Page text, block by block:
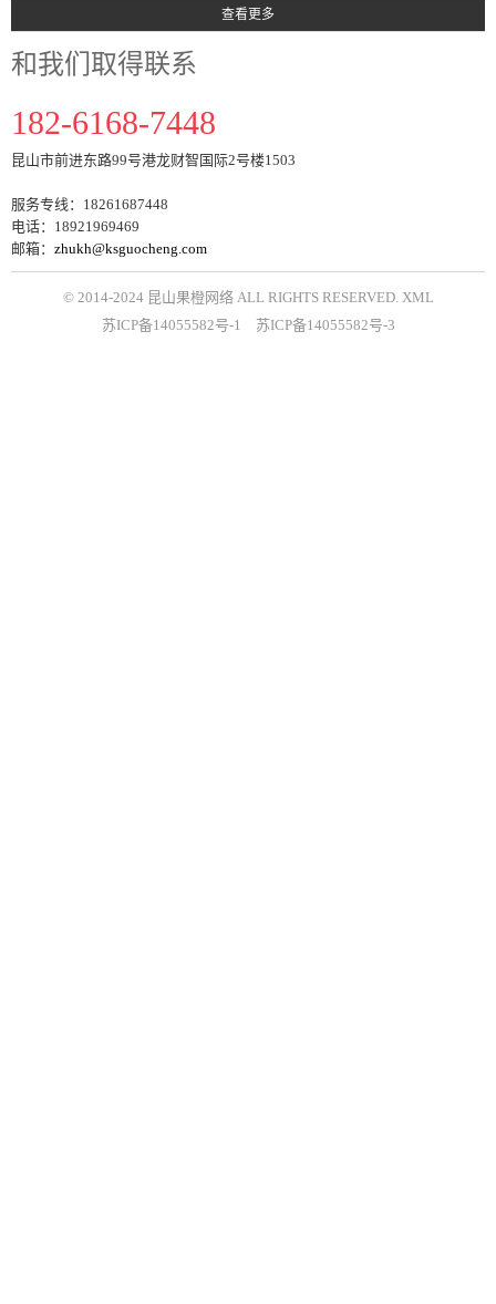
查看更多
和我们取得联系
182-6168-7448
昆山市前进东路99号港龙财智国际2号楼1503
服务专线：18261687448
电话：18921969469
邮箱： zhukh@ksguocheng.com
© 2014-2024 昆山果橙网络 ALL RIGHTS RESERVED. XML
苏ICP备14055582号-1
苏ICP备14055582号-3